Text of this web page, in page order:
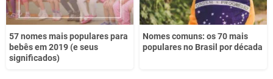
57 nomes mais populares para
bebês em 2019 (e seus
significados)
Nomes comuns: os 70 mais
populares no Brasil por década